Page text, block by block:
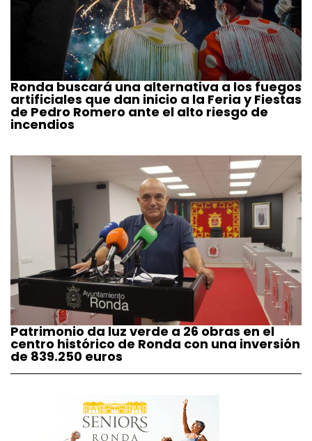
Ronda buscará una alternativa a los fuegos
artificiales que dan inicio a la Feria y Fiestas
de Pedro Romero ante el alto riesgo de
incendios
Patrimonio da luz verde a 26 obras en el
centro histórico de Ronda con una inversión
de 839.250 euros